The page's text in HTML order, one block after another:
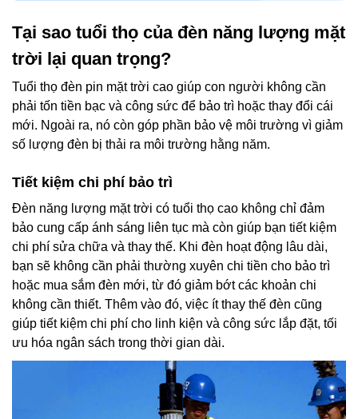
Tại sao tuổi thọ của đèn năng lượng mặt
trời lại quan trọng?
Tuổi thọ đèn pin mặt trời cao giúp con người không cần
phải tốn tiền bạc và công sức để bảo trì hoặc thay đổi cái
mới. Ngoài ra, nó còn góp phần bảo vệ môi trường vì giảm
số lượng đèn bị thải ra môi trường hằng năm.
Tiết kiệm chi phí bảo trì
Đèn năng lượng mặt trời có tuổi thọ cao không chỉ đảm
bảo cung cấp ánh sáng liên tục mà còn giúp bạn tiết kiệm
chi phí sửa chữa và thay thế. Khi đèn hoạt động lâu dài,
bạn sẽ không cần phải thường xuyên chi tiền cho bảo trì
hoặc mua sắm đèn mới, từ đó giảm bớt các khoản chi
không cần thiết. Thêm vào đó, việc ít thay thế đèn cũng
giúp tiết kiệm chi phí cho linh kiện và công sức lắp đặt, tối
ưu hóa ngân sách trong thời gian dài.